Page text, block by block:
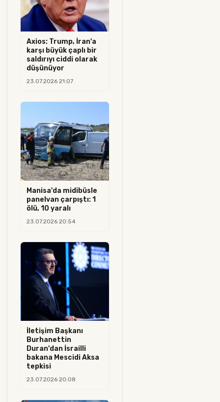
Axios: Trump, İran'a
karşı büyük çaplı bir
saldırıyı ciddi olarak
düşünüyor
23.07.2026 21:07
Manisa'da midibüsle
panelvan çarpıştı: 1
ölü, 10 yaralı
23.07.2026 20:54
İletişim Başkanı
Burhanettin
Duran'dan İsrailli
bakana Mescidi Aksa
tepkisi
23.07.2026 20:08